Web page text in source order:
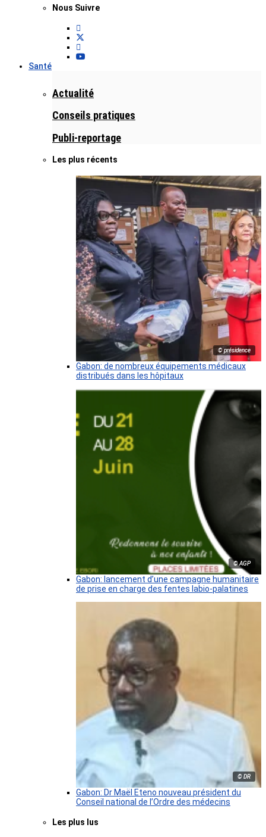
Nous Suivre
Santé
Actualité
Conseils pratiques
Publi-reportage
Les plus récents
© présidence
Gabon: de nombreux équipements médicaux
distribués dans les hôpitaux
© AGP
Gabon: lancement d’une campagne humanitaire
de prise en charge des fentes labio-palatines
© DR
Gabon: Dr Maël Eteno nouveau président du
Conseil national de l’Ordre des médecins
Les plus lus